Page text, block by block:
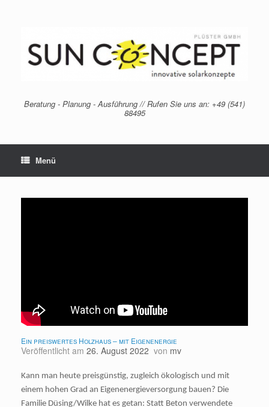
Beratung - Planung - Ausführung // Rufen Sie uns an: +49 (541)
88495
Menü
Ein preiswertes Holzhaus – mit Eigenenergie
Veröffentlicht am 26. August 2022 von mv
Kann man heute preisgünstig, zugleich ökologisch und mit
einem hohen Grad an Eigenenergieversorgung bauen? Die
Familie Düsing/Wilke hat es getan: Statt Beton verwendete